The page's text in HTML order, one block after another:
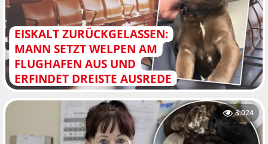
EISKALT ZURÜCKGELASSEN:
MANN SETZT WELPEN AM
FLUGHAFEN AUS UND
ERFINDET DREISTE AUSREDE
3.024